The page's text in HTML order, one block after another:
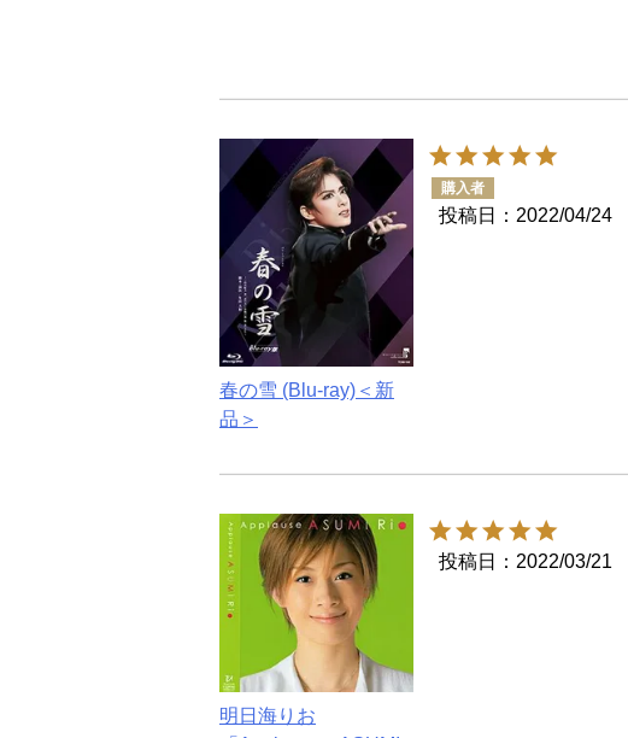
春の雪 (Blu-ray)＜新
品＞
購入者
投稿日 2022/04/24
明日海りお
投稿日 2022/03/21